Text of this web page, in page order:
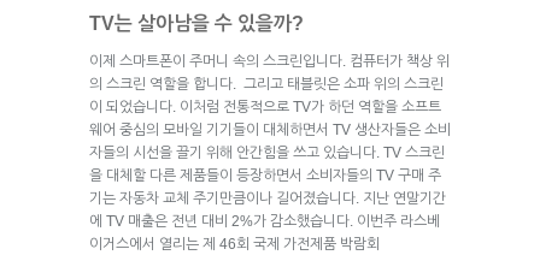
TV는 살아남을 수 있을까?
이제 스마트폰이 주머니 속의 스크린입니다. 컴퓨터가 책상 위
의 스크린 역할을 합니다. 그리고 태블릿은 소파 위의 스크린
이 되었습니다. 이처럼 전통적으로 TV가 하던 역할을 소프트
웨어 중심의 모바일 기기들이 대체하면서 TV 생산자들은 소비
자들의 시선을 끌기 위해 안간힘을 쓰고 있습니다. TV 스크린
을 대체할 다른 제품들이 등장하면서 소비자들의 TV 구매 주
기는 자동차 교체 주기만큼이나 길어졌습니다. 지난 연말기간
에 TV 매출은 전년 대비 2%가 감소했습니다. 이번주 라스베
이거스에서 열리는 제 46회 국제 가전제품 박람회